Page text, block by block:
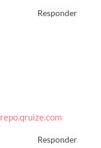
Responder
repo.qruize.com
Responder